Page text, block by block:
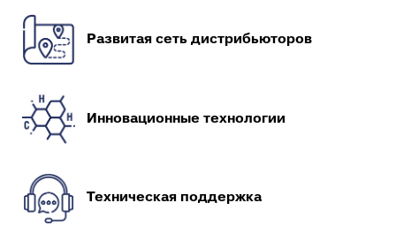
Развитая сеть дистрибьюторов
Инновационные технологии
Техническая поддержка